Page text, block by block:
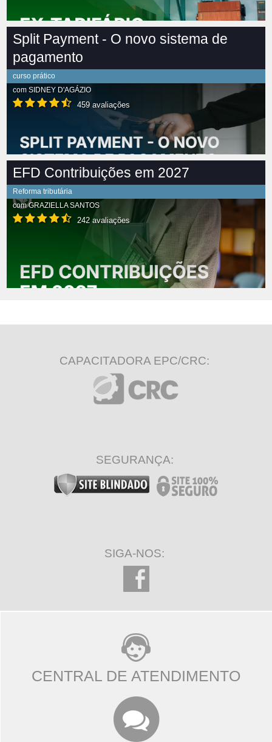
Split Payment - O novo sistema de
pagamento
curso prático
com SIDNEY D'AGÁZIO
459 avaliações
EFD Contribuições em 2027
Reforma tributária
comGRAZIELLA SANTOS
242 avaliações
CAPACITADORA EPC/CRC:
SEGURANÇA:
SIGA-NOS:
CENTRAL DE ATENDIMENTO